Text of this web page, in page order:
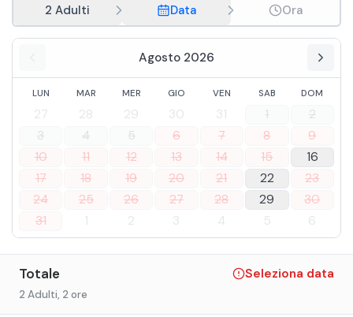
2 Adulti Data Ora
Agosto 2026
LUN MAR MER GIO VEN SAB DOM
27 28 29 30 31 1
2
3
4 5 6 7 8
9
10
11 12 13 14 15
16
17
18 19 20 21 22
23
24
25 26 27 28 29
30
31
1 2 3 4 5 6
Totale Seleziona data
2 Adulti, 2 ore